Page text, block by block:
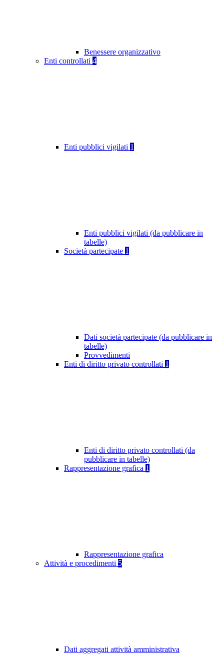
Benessere organizzativo
Enti controllati 4
Enti pubblici vigilati 1
Enti pubblici vigilati (da pubblicare in
tabelle)
Società partecipate 1
Dati società partecipate (da pubblicare in
tabelle)
Provvedimenti
Enti di diritto privato controllati 1
Enti di diritto privato controllati (da
pubblicare in tabelle)
Rappresentazione grafica 1
Rappresentazione grafica
Attività e procedimenti 5
Dati aggregati attività amministrativa